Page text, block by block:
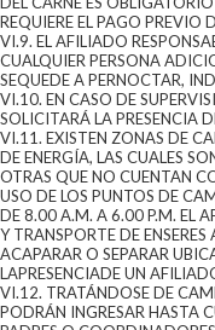
REQUIERE EL PAGO PREVIO
VI.9. EL AFILIADO
CUALQUIER PERSONA
SEQUEDE A PERNOCTAR,
VI.10. EN CASO DE
SOLICITARÁ LA PRESENCIA
VI.11. EXISTEN ZONAS DE
DE ENERGÍA, LAS CUALES
OTRAS QUE NO CUENTAN
USO DE LOS PUNTOS DE
DE 8.00 A.M. A 6.00 P.M. EL
Y TRANSPORTE DE
ACAPARAR O SEPARAR
LAPRESENCIADE UN
VI.12. TRATÁNDOSE DE
PODRÁN INGRESAR HASTA